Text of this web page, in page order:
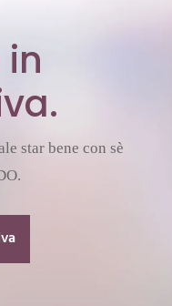
star bene con sè